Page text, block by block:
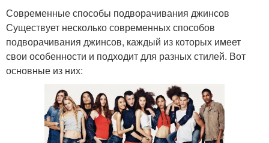
Современные способы подворачивания джинсов
Существует несколько современных способов
подворачивания джинсов, каждый из которых имеет
свои особенности и подходит для разных стилей. Вот
основные из них: